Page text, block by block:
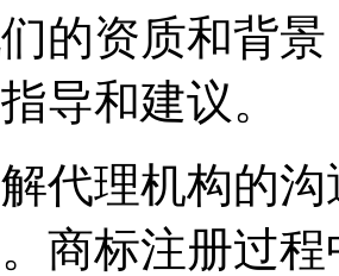
的资质和背
导和建议。
代理机构的
商标注册过